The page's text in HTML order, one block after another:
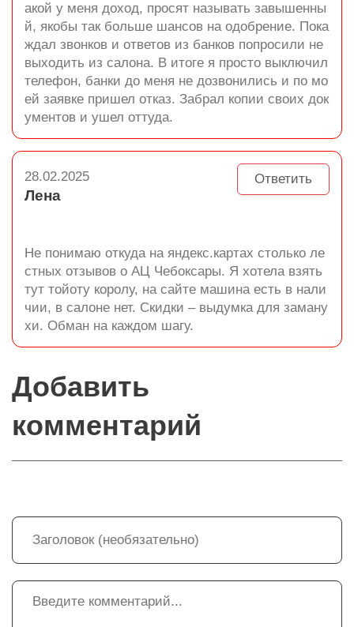
акой у меня доход, просят называть завышенны
й, якобы так больше шансов на одобрение. Пока
ждал звонков и ответов из банков попросили не
выходить из салона. В итоге я просто выключил
телефон, банки до меня не дозвонились и по мо
ей заявке пришел отказ. Забрал копии своих док
ументов и ушел оттуда.
Ответить
28.02.2025
Лена
Не понимаю откуда на яндекс.картах столько ле
стных отзывов о АЦ Чебоксары. Я хотела взять
тут тойоту королу, на сайте машина есть в нали
чии, в салоне нет. Скидки – выдумка для заману
хи. Обман на каждом шагу.
Добавить
комментарий